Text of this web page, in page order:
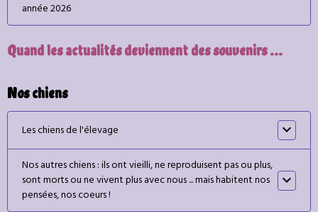
année 2026
Quand les actualités deviennent des souvenirs ...
Nos chiens
Les chiens de l'élevage
Nos autres chiens : ils ont vieilli, ne reproduisent pas ou plus,
sont morts ou ne vivent plus avec nous ... mais habitent nos
pensées, nos coeurs !